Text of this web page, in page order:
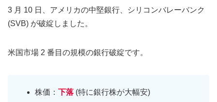
3 月 10 日、アメリカの中堅銀行、シリコンバレーバンク
(SVB) が破綻しました。
米国市場 2 番目の規模の銀行破綻です。
株価：下落 (特に銀行株が大幅安)